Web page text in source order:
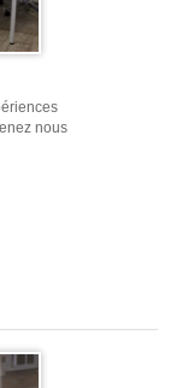
nous